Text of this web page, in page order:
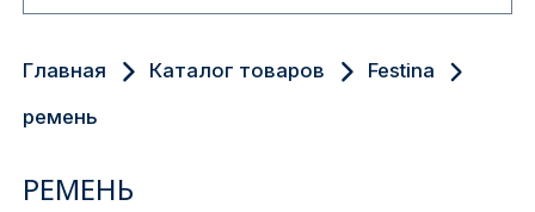
Екатеринбург
Новосибирск
Главная Каталог товаров
Festina
ремень
РЕМЕНЬ